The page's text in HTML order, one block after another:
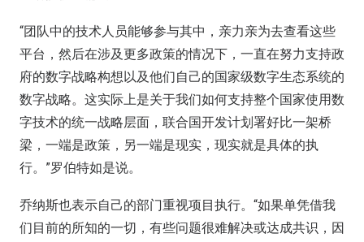
“团队中的技术人员能够参与其中，亲力亲为去查看这些
平台，然后在涉及更多政策的情况下，一直在努力支持政
府的数字战略构想以及他们自己的国家级数字生态系统的
数字战略。这实际上是关于我们如何支持整个国家使用数
字技术的统一战略层面，联合国开发计划署好比一架桥
梁，一端是政策，另一端是现实，现实就是具体的执
行。”罗伯特如是说。
乔纳斯也表示自己的部门重视项目执行。“如果单凭借我
们目前的所知的一切，有些问题很难解决或达成共识，因